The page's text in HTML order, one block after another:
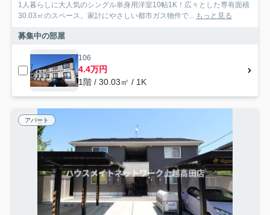
1人暮らしに大人気のシングル単身用洋室10帖1K！広々とした専有面積
30.03㎡のスペース。家計にやさしい都市ガス物件で... もっと見る
募集中の部屋
106
4.4万円
1階 / 30.03㎡ / 1K
アパート